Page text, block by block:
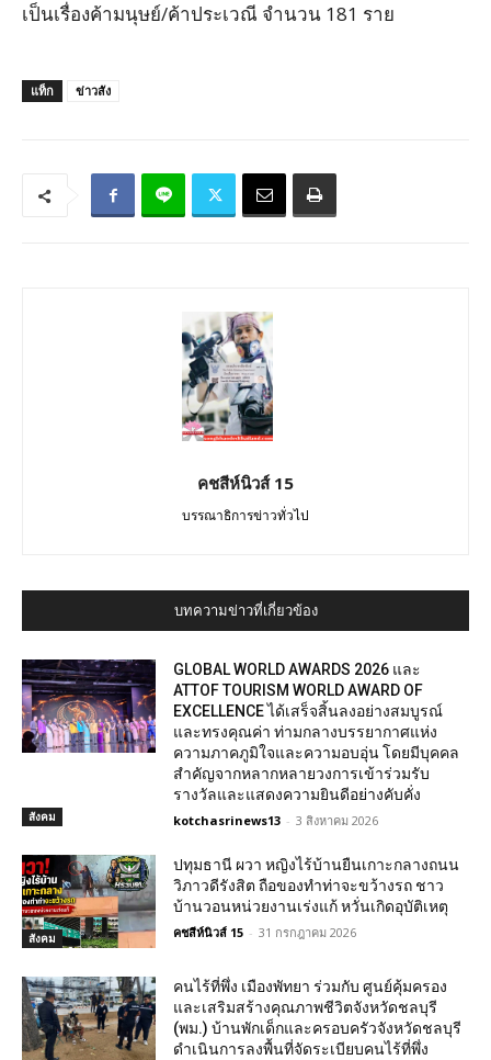
เป็นเรื่องค้ามนุษย์/ค้าประเวณี จำนวน 181 ราย
แท็ก ข่าวสัง
คชสีห์นิวส์ 15
บรรณาธิการข่าวทั่วไป
บทความข่าวที่เกี่ยวข้อง
สังคม
GLOBAL WORLD AWARDS 2026 และ
ATTOF TOURISM WORLD AWARD OF
EXCELLENCE ได้เสร็จสิ้นลงอย่างสมบูรณ์
และทรงคุณค่า ท่ามกลางบรรยากาศแห่ง
ความภาคภูมิใจและความอบอุ่น โดยมีบุคคล
สำคัญจากหลากหลายวงการเข้าร่วมรับ
รางวัลและแสดงความยินดีอย่างคับคั่ง
kotchasrinews13 - 3 สิงหาคม 2026
สังคม
ปทุมธานี ผวา หญิงไร้บ้านยืนเกาะกลางถนน
วิภาวดีรังสิต ถือของทำท่าจะขว้างรถ ชาว
บ้านวอนหน่วยงานเร่งแก้ หวั่นเกิดอุบัติเหตุ
คชสีห์นิวส์ 15 - 31 กรกฎาคม 2026
คนไร้ที่พึ่ง เมืองพัทยา ร่วมกับ ศูนย์คุ้มครอง
และเสริมสร้างคุณภาพชีวิตจังหวัดชลบุรี
(พม.) บ้านพักเด็กและครอบครัวจังหวัดชลบุรี
ดำเนินการลงพื้นที่จัดระเบียบคนไร้ที่พึ่ง